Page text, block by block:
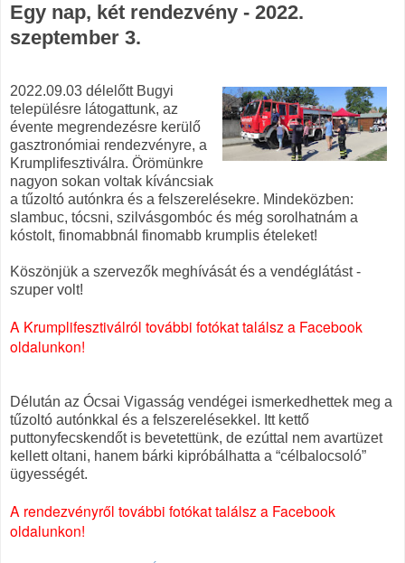
Egy nap, két rendezvény - 2022.
szeptember 3.
2022.09.03 délelőtt Bugyi
településre látogattunk, az
évente megrendezésre kerülő
gasztronómiai rendezvényre, a
Krumplifesztiválra. Örömünkre
nagyon sokan voltak kíváncsiak
a tűzoltó autónkra és a felszerelésekre. Mindeközben:
slambuc, tócsni, szilvásgombóc és még sorolhatnám a
kóstolt, finomabbnál finomabb krumplis ételeket!
Köszönjük a szervezők meghívását és a vendéglátást -
szuper volt!
A Krumplifesztiválról további fotókat találsz a Facebook
oldalunkon!
Délután az Ócsai Vigasság vendégei ismerkedhettek meg a
tűzoltó autónkkal és a felszerelésekkel. Itt kettő
puttonyfecskendőt is bevetettünk, de ezúttal nem avartüzet
kellett oltani, hanem bárki kipróbálhatta a “célbalocsoló”
ügyességét.
A rendezvényről további fotókat találsz a Facebook
oldalunkon!